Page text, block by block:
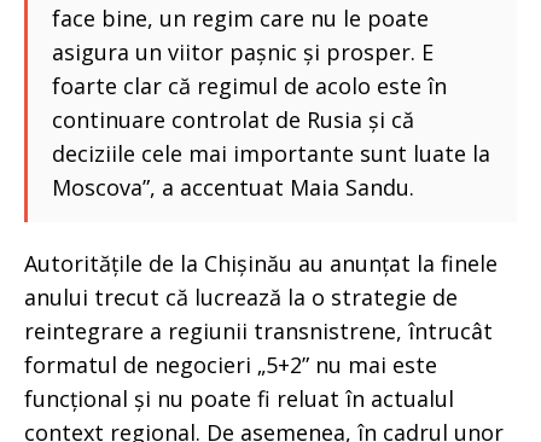
face bine, un regim care nu le poate
asigura un viitor pașnic și prosper. E
foarte clar că regimul de acolo este în
continuare controlat de Rusia și că
deciziile cele mai importante sunt luate la
Moscova”, a accentuat Maia Sandu.
Autoritățile de la Chișinău au anunțat la finele
anului trecut că lucrează la o strategie de
reintegrare a regiunii transnistrene, întrucât
formatul de negocieri „5+2” nu mai este
funcțional și nu poate fi reluat în actualul
context regional. De asemenea, în cadrul unor